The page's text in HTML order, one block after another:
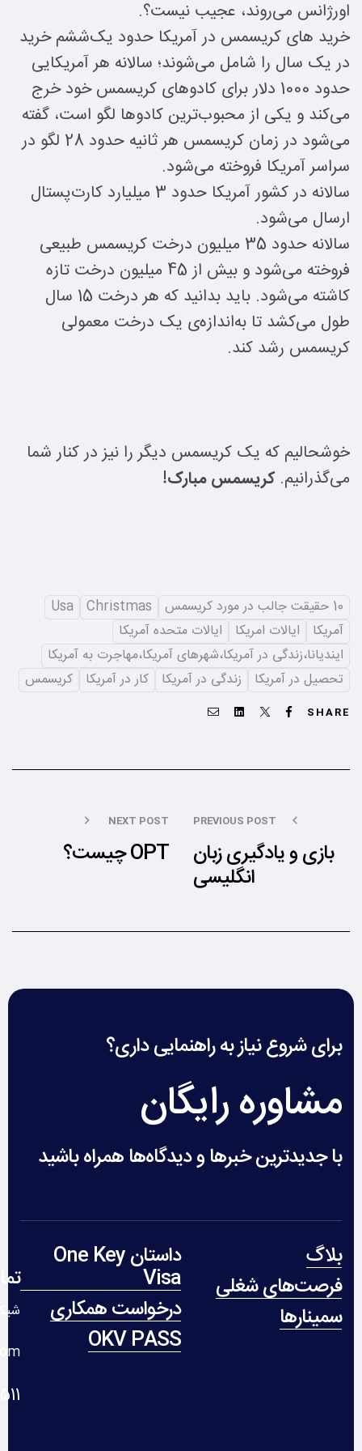
اورژانس می‌روند، عجیب نیست؟.
خرید های کریسمس در آمریکا حدود یک‌ششم خرید
در یک سال را شامل می‌شوند؛ سالانه هر آمریکایی
حدود 1000 دلار برای کادوهای کریسمس خود خرج
می‌کند و یکی از محبوب‌ترین کادوها لگو است، گفته
می‌شود در زمان کریسمس هر ثانیه حدود 28 لگو در
سراسر آمریکا فروخته می‌شود.
سالانه در کشور آمریکا حدود 3 میلیارد کارت‌پستال
ارسال می‌شود.
سالانه حدود 35 میلیون درخت کریسمس طبیعی
فروخته می‌شود و بیش از 45 میلیون درخت تازه
کاشته می‌شود. باید بدانید که هر درخت 15 سال
طول می‌کشد تا به‌اندازه‌ی یک درخت معمولی
کریسمس رشد کند.
خوشحالیم که یک کریسمس دیگر را نیز در کنار شما
می‌گذرانیم.کریسمس مبارک!
10 حقیقت جالب در مورد کریسمس Christmas
Usa
آمریکا
ایالات امریکا
ایالات متحده آمریکا
ایندیانا،زندگی در آمریکا،شهرهای آمریکا،مهاجرت به آمریکا
تحصیل در آمریکا
زندگی در آمریکا کار در آمریکا کریسمس
SHARE
Facebook
Twitter
Linkedin
Email
PREVIOUS POST
بازی و یادگیری زبان
انگلیسی
NEXT POST
OPT چیست؟
برای شروع نیاز به راهنمایی داری؟
مشاوره رایگان
با جدیدترین خبرها و دیدگاه‌ها همراه باشید
بلاگ
فرصت‌های شغلی
سمینارها
داستان One Key
Visa
درخواست همکاری
OKV PASS
312 1+